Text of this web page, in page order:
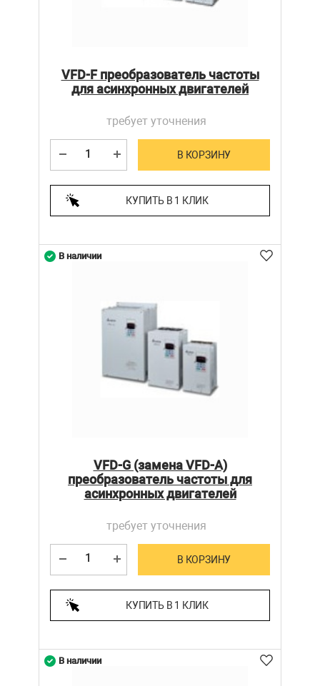
VFD-F преобразователь частоты
для асинхронных двигателей
требует уточнения
В КОРЗИНУ
КУПИТЬ В 1 КЛИК
VFD-G (замена VFD-A)
преобразователь частоты для
асинхронных двигателей
требует уточнения
В КОРЗИНУ
КУПИТЬ В 1 КЛИК
В наличии
В наличии